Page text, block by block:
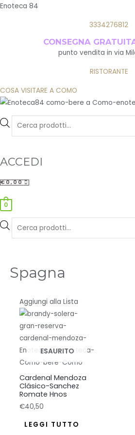
Enoteca 84
3334276812
CONSEGNA
punto vendita in via
RISTORANTE
COSA VISITARE A COMO
Products
ACCEDI
€0,00
0
Products
Spagna
Aggiungi alla Lista
ESAURITO
Cardenal Mendoza
Clásico-Sanchez
Romate Hnos
€40,50
LEGGI TUTTO